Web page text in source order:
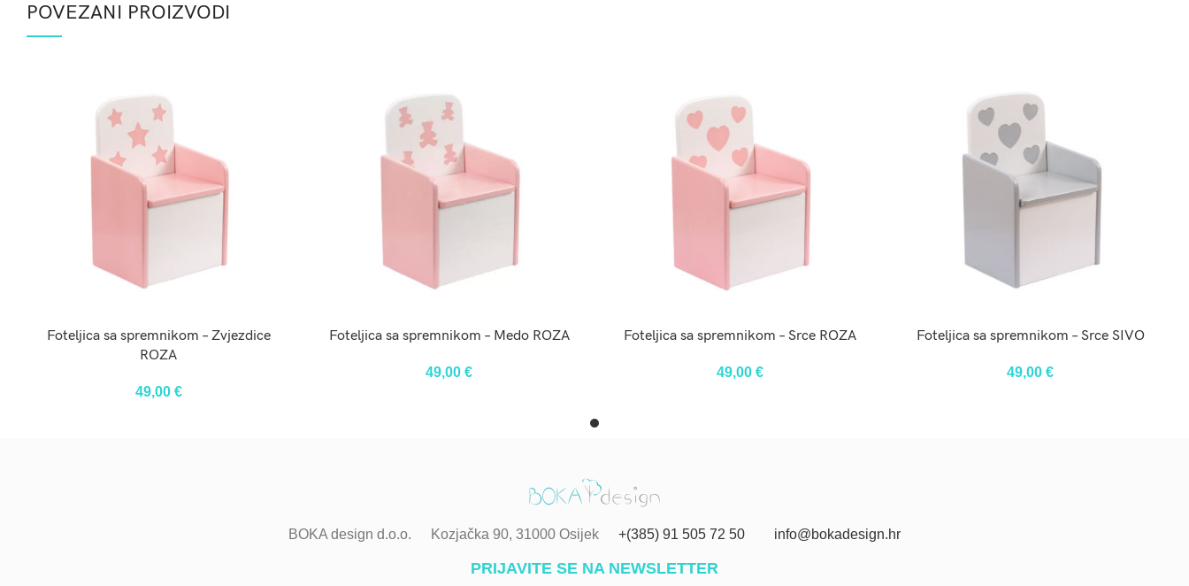
POVEZANI PROIZVODI
Foteljica sa spremnikom – Zvjezdice
ROZA
49,00 €
Foteljica sa spremnikom – Medo ROZA
49,00€
Foteljica sa spremnikom – Srce ROZA
49,00 €
Foteljica sa spremnikom – Srce SIVO
49,00€
BOKA design d.o.o. Kozjačka 90, 31000 Osijek +(385) 91 505 72 50 info@bokadesign.hr
PRIJAVITE SE NA NEWSLETTER